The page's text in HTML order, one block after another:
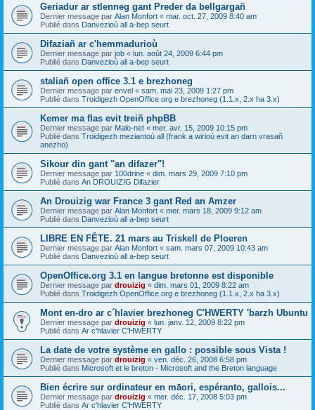
Geriadur ar stlenneg gant Preder da bellgargañ
Dernier message par Alan Monfort « mar. oct. 27, 2009 8:40 am
Publié dans Danvezioù all a-bep seurt
Difaziañ ar c'hemmadurioù
Dernier message par job « lun. août 24, 2009 6:44 pm
Publié dans Danvezioù all a-bep seurt
staliañ open office 3.1 e brezhoneg
Dernier message par envel « sam. mai 23, 2009 1:27 pm
Publié dans Troidigezh OpenOffice.org e brezhoneg (1.1.x, 2.x ha 3.x)
Kemer ma flas evit treiñ phpBB
Dernier message par Malo-net « mer. avr. 15, 2009 10:15 pm
Publié dans Troidigezh meziantoù all (frank a wirioù evit an darn vrasañ
anezho)
Sikour din gant "an difazer"!
Dernier message par 100drine « dim. mars 29, 2009 7:10 pm
Publié dans An DROUIZIG Difazier
An Drouizig war France 3 gant Red an Amzer
Dernier message par Alan Monfort « mer. mars 18, 2009 9:12 am
Publié dans Danvezioù all a-bep seurt
LIBRE EN FÊTE. 21 mars au Triskell de Ploeren
Dernier message par Alan Monfort « sam. mars 07, 2009 10:43 am
Publié dans Danvezioù all a-bep seurt
OpenOffice.org 3.1 en langue bretonne est disponible
Dernier message par drouizig « dim. mars 01, 2009 8:22 am
Publié dans Troidigezh OpenOffice.org e brezhoneg (1.1.x, 2.x ha 3.x)
Mont en-dro ar c´hlavier brezhoneg C'HWERTY 'barzh Ubuntu
Dernier message par drouizig « lun. janv. 12, 2009 8:22 pm
Publié dans Ar c'hlavier C'HWERTY
La date de votre système en gallo : possible sous Vista !
Dernier message par drouizig « ven. déc. 26, 2008 6:58 pm
Publié dans Microsoft et le breton - Microsoft and the Breton language
Bien écrire sur ordinateur en māori, espéranto, gallois...
Dernier message par drouizig « mer. déc. 17, 2008 5:03 pm
Publié dans Ar c'hlavier C'HWERTY